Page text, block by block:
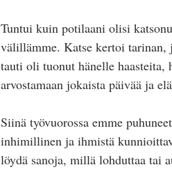
Tuntui kuin potilaani olisi
välillämme. Katse kertoi tarinan,
tauti oli tuonut hänelle haasteita,
arvostamaan jokaista päivää ja
Siinä työvuorossa emme
inhimillinen ja ihmistä
löydä sanoja, millä lohduttaa tai